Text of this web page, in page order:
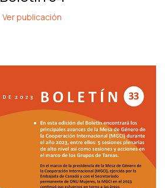
Ver publicación